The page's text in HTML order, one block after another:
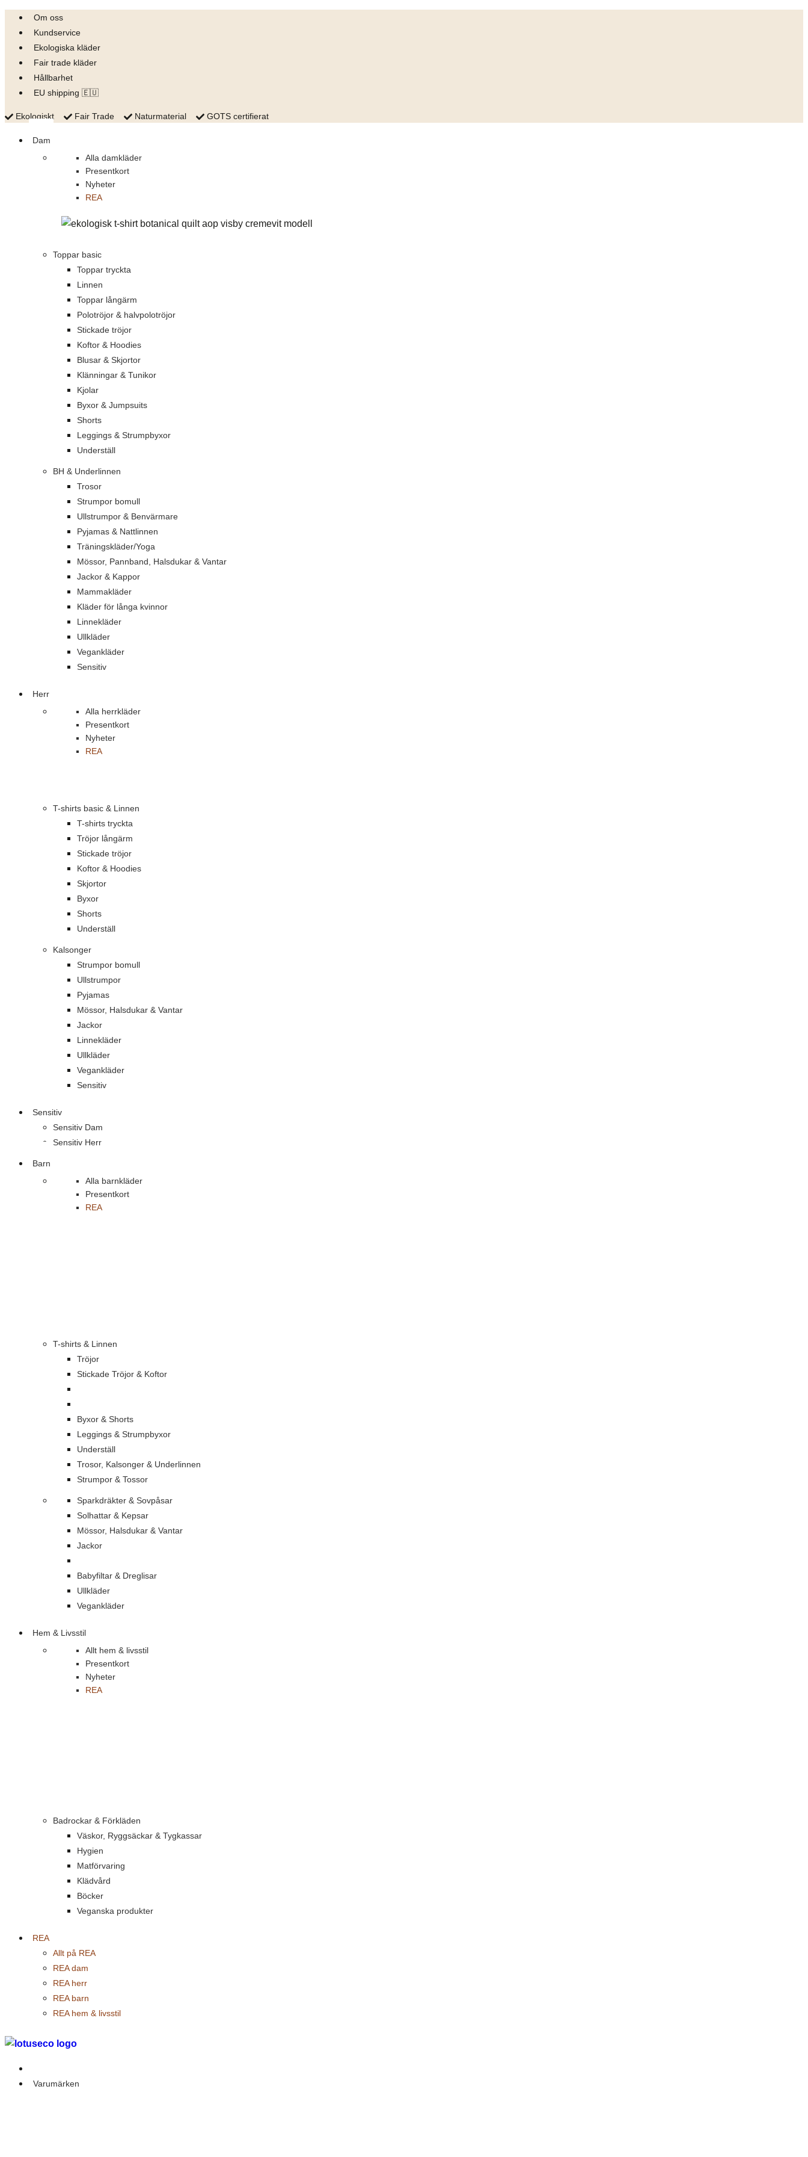
Skip
content
Om oss
Kundservice
Ekologiska kläder
Fair trade kläder
Hållbarhet
EU shipping 🇪🇺
Ekologiskt Fair Trade Naturmaterial GOTS certifierat
Dam
Alla damkläder
Presentkort
Nyheter
REA
Toppar basic
Toppar tryckta
Linnen
Toppar långärm
Polotröjor & halvpolotröjor
Stickade tröjor
Koftor & Hoodies
Blusar & Skjortor
Klänningar & Tunikor
Kjolar
Byxor & Jumpsuits
Shorts
Leggings & Strumpbyxor
Underställ
BH & Underlinnen
Trosor
Strumpor bomull
Ullstrumpor & Benvärmare
Pyjamas & Nattlinnen
Träningskläder/Yoga
Mössor, Pannband, Halsdukar & Vantar
Jackor & Kappor
Mammakläder
Kläder för långa kvinnor
Linnekläder
Ullkläder
Vegankläder
Sensitiv
Herr
Alla herrkläder
Presentkort
Nyheter
REA
T-shirts basic & Linnen
T-shirts tryckta
Tröjor långärm
Stickade tröjor
Koftor & Hoodies
Skjortor
Byxor
Shorts
Underställ
Kalsonger
Strumpor bomull
Ullstrumpor
Pyjamas
Mössor, Halsdukar & Vantar
Jackor
Linnekläder
Ullkläder
Vegankläder
Sensitiv
Sensitiv
Sensitiv Dam
Sensitiv Herr
Barn
Alla barnkläder
Presentkort
REA
T-shirts & Linnen
Tröjor
Stickade Tröjor & Koftor
Byxor & Shorts
Leggings & Strumpbyxor
Underställ
Trosor, Kalsonger & Underlinnen
Strumpor & Tossor
Sparkdräkter & Sovpåsar
Solhattar & Kepsar
Mössor, Halsdukar & Vantar
Jackor
Babyfiltar & Dreglisar
Ullkläder
Vegankläder
Hem & Livsstil
Allt hem & livsstil
Presentkort
Nyheter
REA
Badrockar & Förkläden
Väskor, Ryggsäckar & Tygkassar
Hygien
Matförvaring
Klädvård
Böcker
Veganska produkter
REA
Allt på REA
REA dam
REA herr
REA barn
REA hem & livsstil
Varumärken